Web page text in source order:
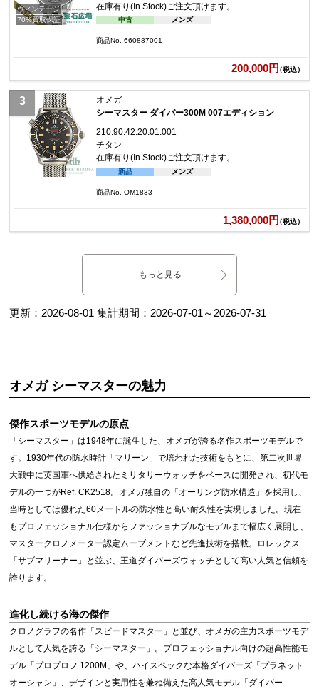
ヴィンテージ
70%買取保証
在庫有り(In Stock)ご注文頂けます。
中古 メンズ
商品No. 660887001
200,000円（税込）
オメガ
シーマスター ダイバー300M 007エディション
210.90.42.20.01.001
チタン
在庫有り(In Stock)ご注文頂けます。
新品 メンズ
商品No. OM1833
1,380,000円（税込）
もっと見る
更新： 2026-08-01 集計期間： 2026-07-01 ～ 2026-07-31
オメガ シーマスターの魅力
傑作スポーツモデルの原点
「シーマスター」は1948年に誕生した、オメガが誇る名作スポーツモデルで
す。1930年代の防水時計「マリーン」で培われた技術をもとに、第二次世界
大戦中に英国軍へ供給されたミリタリーウォッチをベースに開発され、初代モ
デルの一つがRef. CK2518。オメガ独自の「オーリング防水構造」を採用し、
当時としては優れた60メートルの防水性と高い耐久性を実現しました。現在
もプロフェッショナル仕様からファッショナブルなモデルまで幅広く展開し、
マスタークロノメーター認定ムーブメントなど先進技術を搭載。ロレックス
「サブマリーナー」と並ぶ、王道ダイバーズウォッチとして高い人気と信頼を
誇ります。
進化し続ける海の傑作
クロノグラフの名作「スピードマスター」と並び、オメガの主力スポーツモデ
ルとして人気を誇る「シーマスター」。プロフェッショナル向けの超高性能モ
デル「プロプロフ 1200M」や、ハイスペックな本格ダイバーズ「プラネット
オーシャン」、デザインと実用性を兼ね備えた高人気モデル「ダイバー